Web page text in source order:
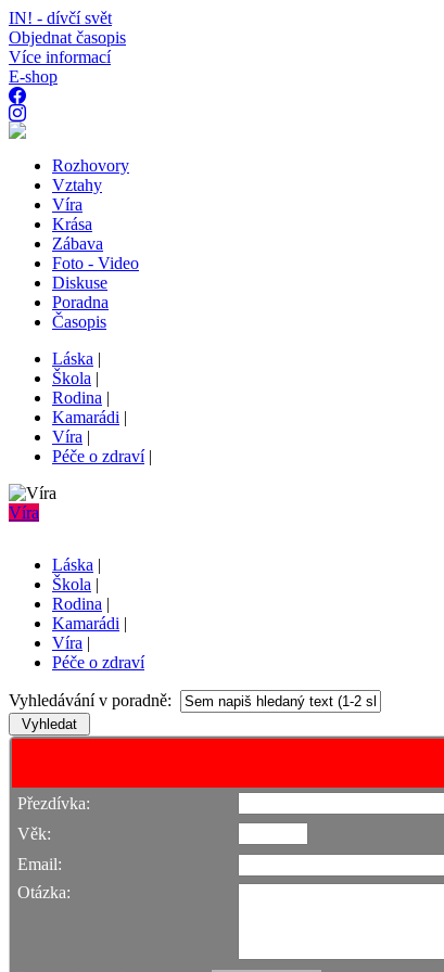
IN! - dívčí svět
Objednat časopis
Více informací
E-shop
Rozhovory
Vztahy
Víra
Krása
Zábava
Foto - Video
Diskuse
Poradna
Časopis
Láska |
Škola |
Rodina |
Kamarádi |
Víra |
Péče o zdraví|
Víra
Láska |
Škola |
Rodina |
Kamarádi |
Víra |
Péče o zdraví
Vyhledávání v poradně:
Přezdívka:
Věk:
Email:
Otázka: